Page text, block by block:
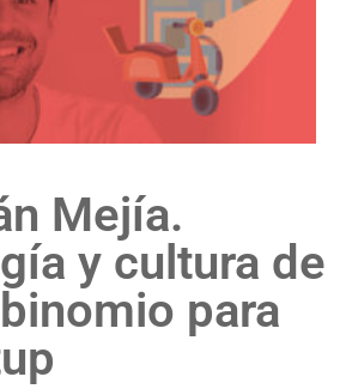
Mejía.
y cultura de
para